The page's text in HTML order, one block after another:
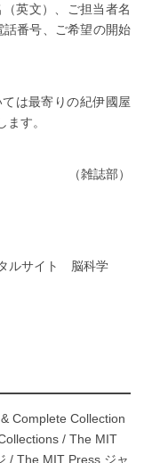
英文）、ご担当者名
話番号、ご希望の開始
は最寄りの紀伊國屋
す。
（雑誌部）
ルサイト
脳科学
Complete Collection
/ The MIT
/ The MIT Press ジャ